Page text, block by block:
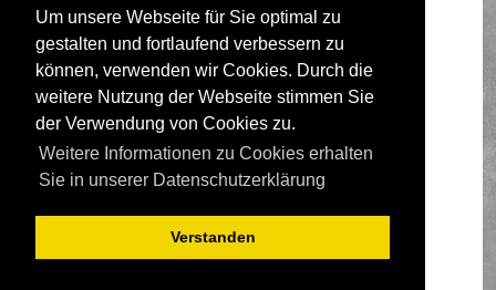
Um unsere Webseite für Sie optimal zu
gestalten und fortlaufend verbessern zu
können, verwenden wir Cookies. Durch die
weitere Nutzung der Webseite stimmen Sie
der Verwendung von Cookies zu.
Weitere Informationen zu Cookies erhalten
Sie in unserer Datenschutzerklärung
Verstanden
du dich registrierst. Bitte beachte auch die jeweiligen
Forenregeln, wenn du dich in diesem Board bewegst.
Nutzungsbedingungen|Datenschutzrichtlinie
Foren-Übersicht